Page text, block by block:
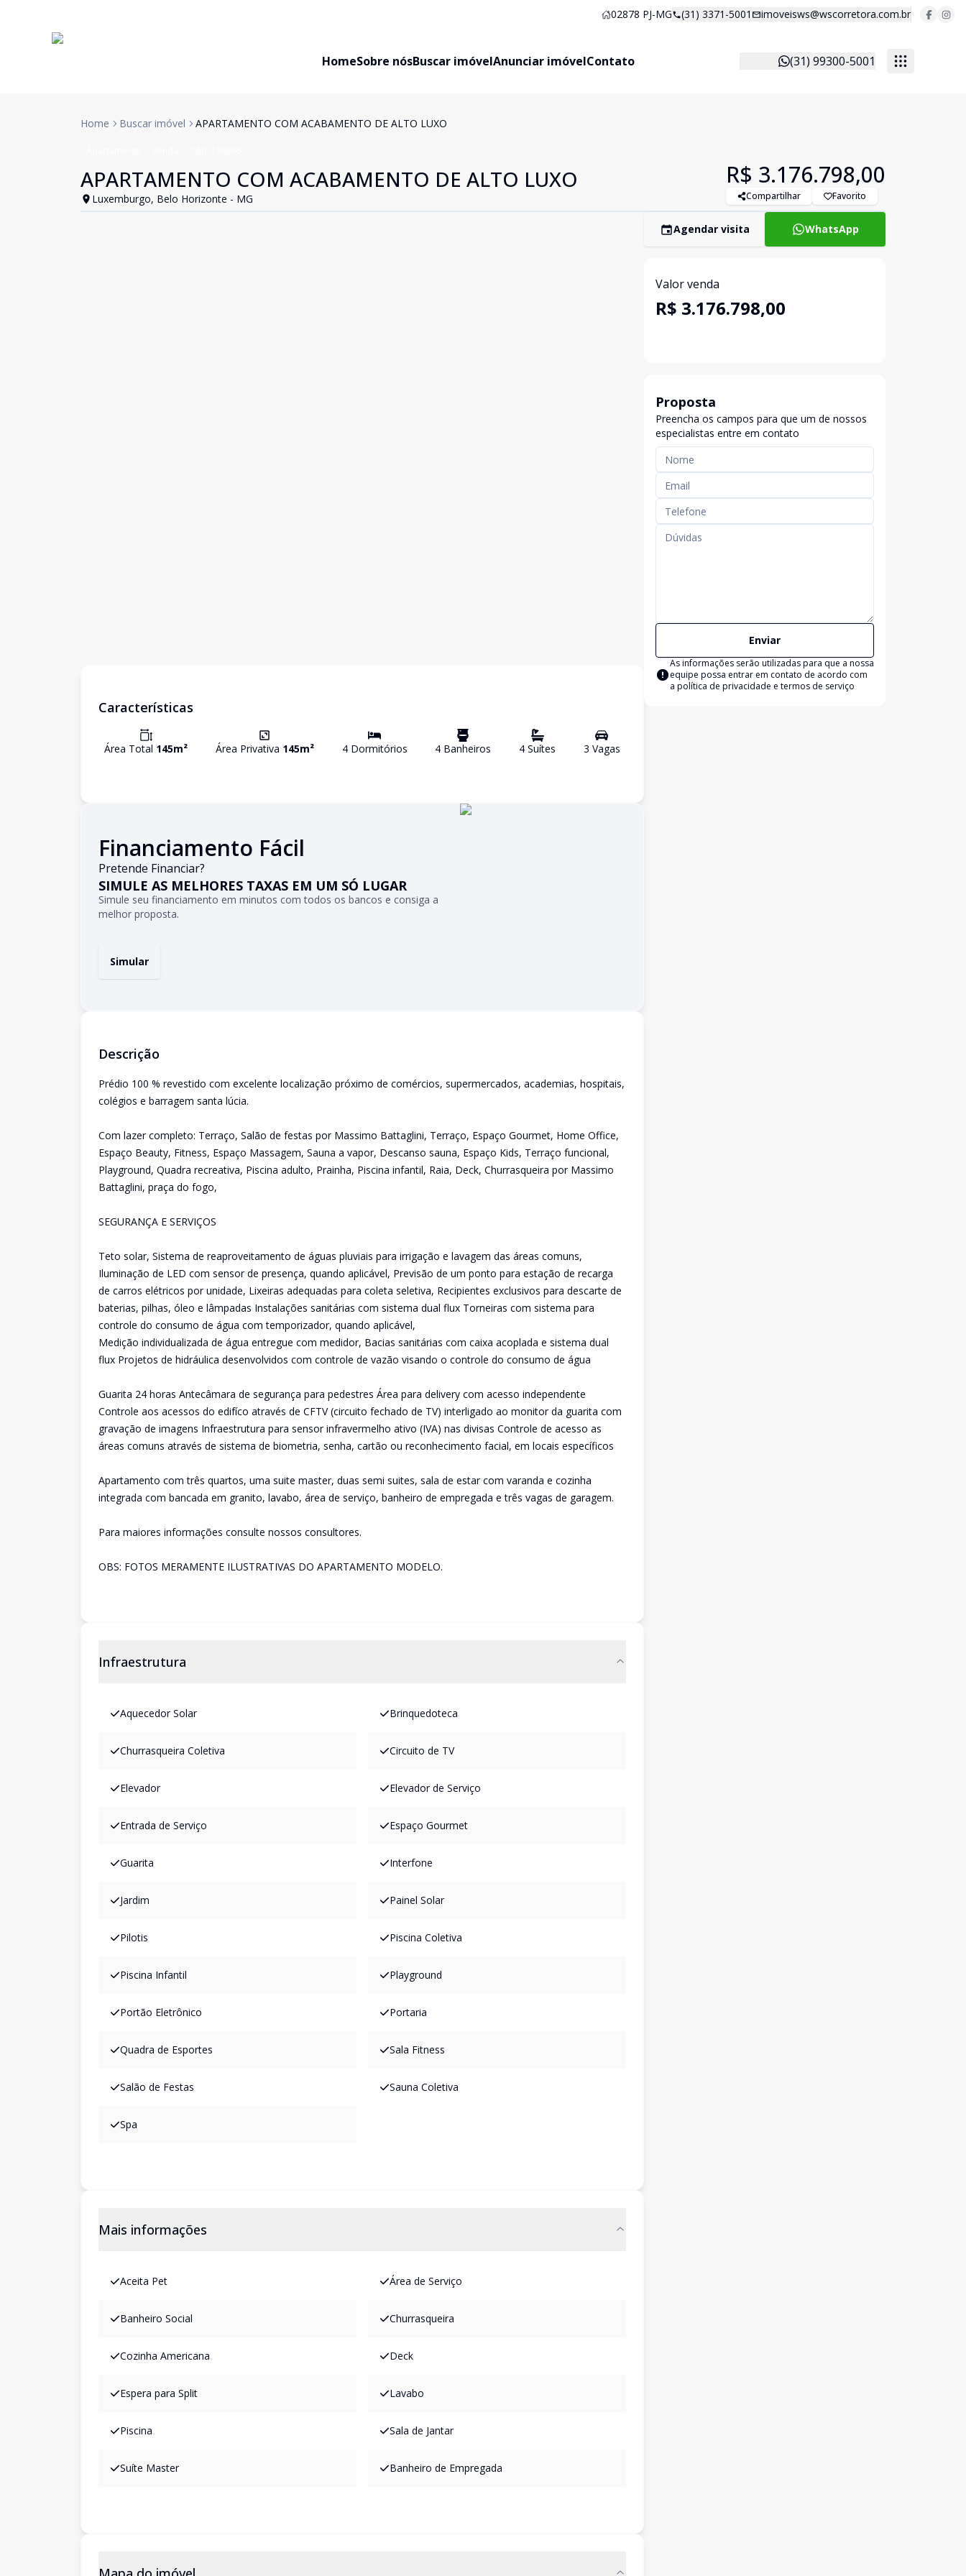
02878 PJ-MG (31) 3371-5001 imoveisws@wscorretora.com.br
HomeSobre nósBuscar imóvelAnunciar imóvelContato (31) 99300-5001
Home Buscar imóvel APARTAMENTO COM ACABAMENTO DE ALTO LUXO
APARTAMENTO COM ACABAMENTO DE ALTO LUXO
Luxemburgo, Belo Horizonte - MG
R$ 3.176.798,00
Compartilhar Favorito
Características
Área Total 145m² Área Privativa 145m² 4Dormitórios 4 Banheiros 4 Suítes 3 Vagas
Financiamento Fácil
Pretende Financiar?
SIMULE AS MELHORES TAXAS EM UM SÓ LUGAR
Simule seu financiamento em minutos com todos os bancos e consiga a
melhor proposta.
Simular
Descrição
Prédio 100 % revestido com excelente localização próximo de comércios, supermercados, academias, hospitais,
colégios e barragem santa lúcia.
Com lazer completo: Terraço, Salão de festas por Massimo Battaglini, Terraço, Espaço Gourmet, Home Office,
Espaço Beauty, Fitness, Espaço Massagem, Sauna a vapor, Descanso sauna, Espaço Kids, Terraço funcional,
Playground, Quadra recreativa, Piscina adulto, Prainha, Piscina infantil, Raia, Deck, Churrasqueira por Massimo
Battaglini, praça do fogo,
SEGURANÇA E SERVIÇOS
Teto solar, Sistema de reaproveitamento de águas pluviais para irrigação e lavagem das áreas comuns,
Iluminação de LED com sensor de presença, quando aplicável, Previsão de um ponto para estação de recarga
de carros elétricos por unidade, Lixeiras adequadas para coleta seletiva, Recipientes exclusivos para descarte de
baterias, pilhas, óleo e lâmpadas Instalações sanitárias com sistema dual flux Torneiras com sistema para
controle do consumo de água com temporizador, quando aplicável,
Medição individualizada de água entregue com medidor, Bacias sanitárias com caixa acoplada e sistema dual
flux Projetos de hidráulica desenvolvidos com controle de vazão visando o controle do consumo de água
Guarita 24 horas Antecâmara de segurança para pedestres Área para delivery com acesso independente
Controle aos acessos do edifíco através de CFTV (circuito fechado de TV) interligado ao monitor da guarita com
gravação de imagens Infraestrutura para sensor infravermelho ativo (IVA) nas divisas Controle de acesso as
áreas comuns através de sistema de biometria, senha, cartão ou reconhecimento facial, em locais específicos
Apartamento com três quartos, uma suite master, duas semi suites, sala de estar com varanda e cozinha
integrada com bancada em granito, lavabo, área de serviço, banheiro de empregada e três vagas de garagem.
Para maiores informações consulte nossos consultores.
OBS: FOTOS MERAMENTE ILUSTRATIVAS DO APARTAMENTO MODELO.
Infraestrutura
Aquecedor Solar Brinquedoteca
Churrasqueira Coletiva Circuito de TV
Elevador Elevador de Serviço
Entrada de Serviço Espaço Gourmet
Guarita Interfone
Jardim Painel Solar
Pilotis Piscina Coletiva
Piscina Infantil Playground
Portão Eletrônico Portaria
Quadra de Esportes Sala Fitness
Salão de Festas Sauna Coletiva
Spa
Mais informações
Aceita Pet Área de Serviço
Banheiro Social Churrasqueira
Cozinha Americana Deck
Espera para Split Lavabo
Piscina Sala de Jantar
Suíte Master Banheiro de Empregada
Agendar visita WhatsApp
Valor venda
R$ 3.176.798,00
Proposta
Preencha os campos para que um de nossos
especialistas entre em contato
Enviar
As informações serão utilizadas para que a nossa
equipe possa entrar em contato de acordo com
a política de privacidade e termos de serviço